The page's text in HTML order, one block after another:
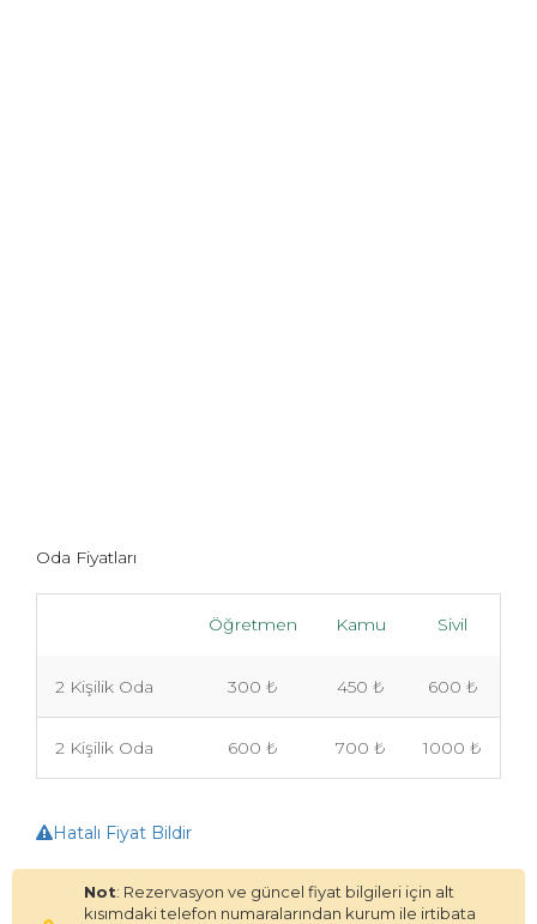
Oda Fiyatları
Öğretmen Kamu Sivil
2 Kişilik Oda 300 ₺ 450 ₺ 600 ₺
2 Kişilik Oda 600 ₺ 700 ₺ 1000 ₺
Hatalı Fiyat Bildir
Not: Rezervasyon ve güncel fiyat bilgileri için alt
kısımdaki telefon numaralarından kurum ile irtibata